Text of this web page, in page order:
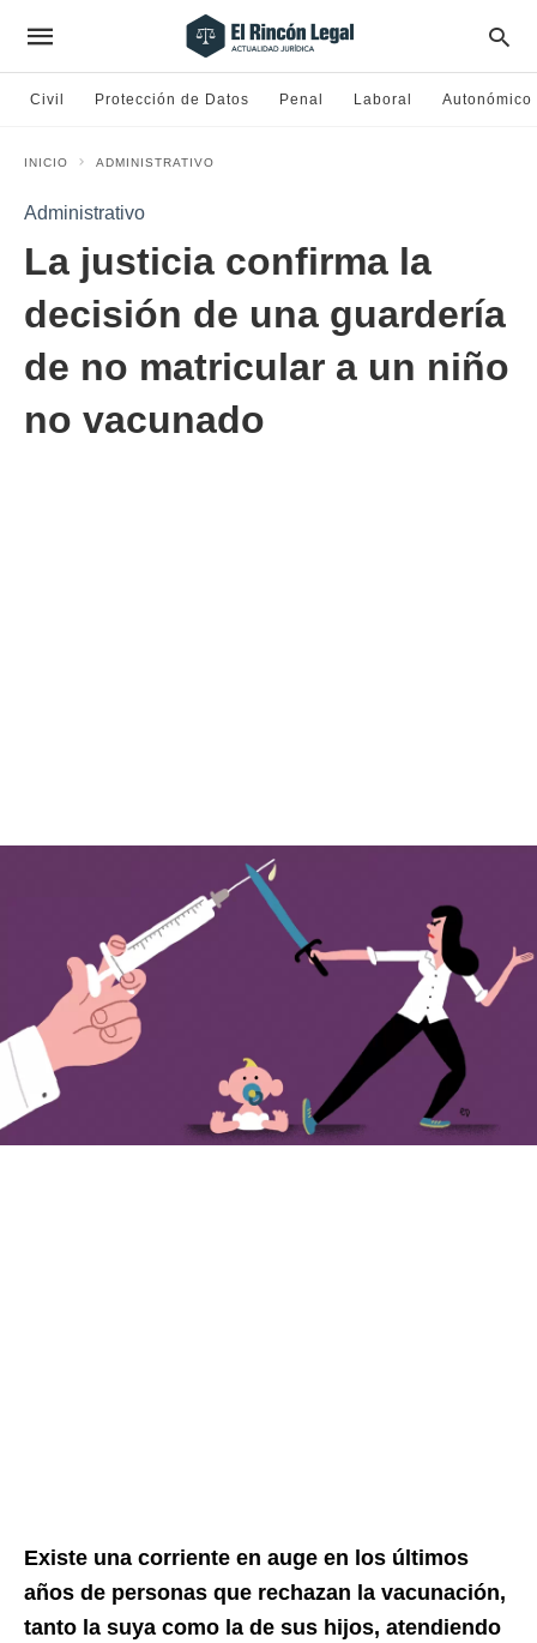
Civil Protección de Datos Penal Laboral Autonómico
INICIO ADMINISTRATIVO
Administrativo
La justicia confirma la
decisión de una guardería
de no matricular a un niño
no vacunado
Existe una corriente en auge en los últimos
años de personas que rechazan la vacunación,
tanto la suya como la de sus hijos, atendiendo